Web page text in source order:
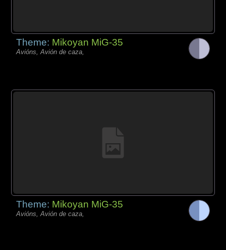
Theme: Mikoyan MiG-35
Avións, Avión de caza,
Theme: Mikoyan MiG-35
Avións, Avión de caza,